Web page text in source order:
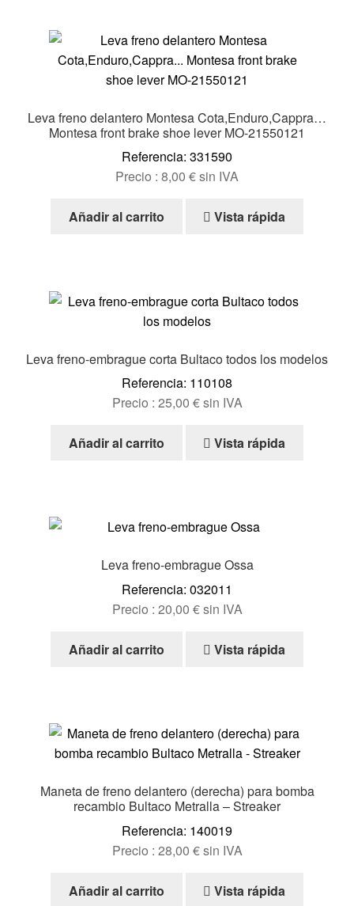
Leva freno delantero Montesa Cota,Enduro,Cappra…
Montesa front brake shoe lever MO-21550121
Referencia: 331590
Precio : 8,00 €sin IVA
Añadir al carrito Vista rápida
Leva freno-embrague corta Bultaco todos los modelos
Referencia: 110108
Precio : 25,00 €sin IVA
Añadir al carrito Vista rápida
Leva freno-embrague Ossa
Referencia: 032011
Precio : 20,00 €sin IVA
Añadir al carrito Vista rápida
Maneta de freno delantero (derecha) para bomba
recambio Bultaco Metralla – Streaker
Referencia: 140019
Precio : 28,00 €sin IVA
Añadir al carrito Vista rápida